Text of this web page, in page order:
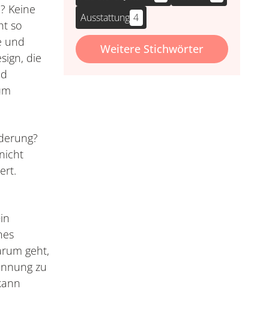
Keine
so
und
die
geht,
zu
Ausstattung 4
Weitere Stichwörter